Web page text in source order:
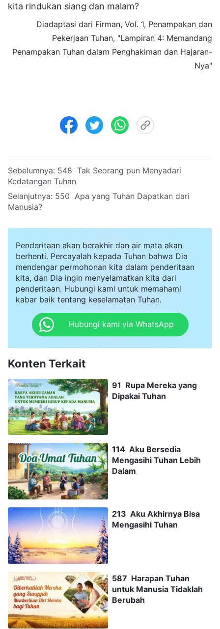
kita rindukan siang dan malam?
Diadaptasi dari Firman, Vol. 1, Penampakan dan
Pekerjaan Tuhan, "Lampiran 4: Memandang
Penampakan Tuhan dalam Penghakiman dan Hajaran-
Nya"
Sebelumnya: 548 Tak Seorang pun Menyadari
Kedatangan Tuhan
Selanjutnya: 550 Apa yang Tuhan Dapatkan dari
Manusia?
Penderitaan akan berakhir dan air mata akan
berhenti. Percayalah kepada Tuhan bahwa Dia
mendengar permohonan kita dalam penderitaan
kita, dan Dia ingin menyelamatkan kita dari
penderitaan. Hubungi kami untuk memahami
kabar baik tentang keselamatan Tuhan.
Hubungi kami via WhatsApp
Konten Terkait
91 Rupa Mereka yang
Dipakai Tuhan
114 Aku Bersedia
Mengasihi Tuhan Lebih
Dalam
213 Aku Akhirnya Bisa
Mengasihi Tuhan
587 Harapan Tuhan
untuk Manusia Tidaklah
Berubah